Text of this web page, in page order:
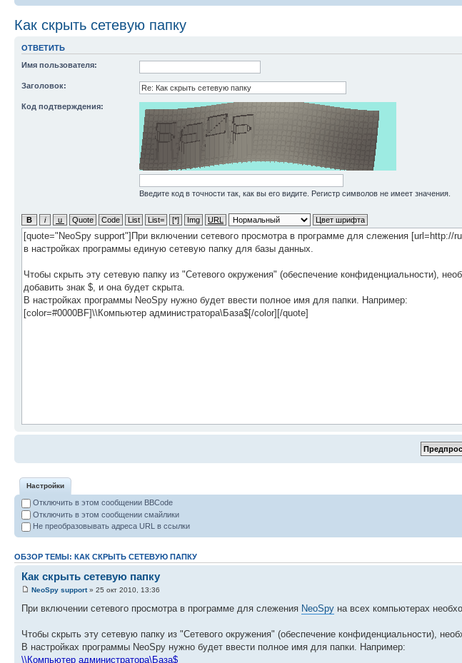
Как скрыть сетевую папку
ОТВЕТИТЬ
Имя пользователя:
Заголовок:
Код подтверждения:
Введите код в точности так, как вы его видите. Регистр символов не имеет значения.
Настройки
Отключить в этом сообщении BBCode
Отключить в этом сообщении смайлики
Не преобразовывать адреса URL в ссылки
ОБЗОР ТЕМЫ: КАК СКРЫТЬ СЕТЕВУЮ ПАПКУ
Как скрыть сетевую папку
NeoSpy support» 25 окт 2010, 13:36
При включении сетевого просмотра в программе для слежения NeoSpy на всех компьютерах
Чтобы скрыть эту сетевую папку из "Сетевого окружения" (обеспечение конфиденциальности),
В настройках программы NeoSpy нужно будет ввести полное имя для папки. Например:
\\Компьютер администратора\База$